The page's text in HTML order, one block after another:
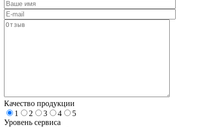
Качество продукции
1
2 3 4
5
Уровень сервиса